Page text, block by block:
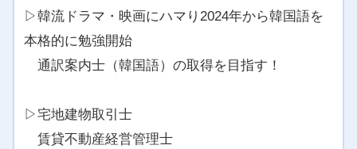
▷韓流ドラマ・映画にハマり2024年から韓国語を
本格的に勉強開始
通訳案内士（韓国語）の取得を目指す！
▷宅地建物取引士
賃貸不動産経営管理士